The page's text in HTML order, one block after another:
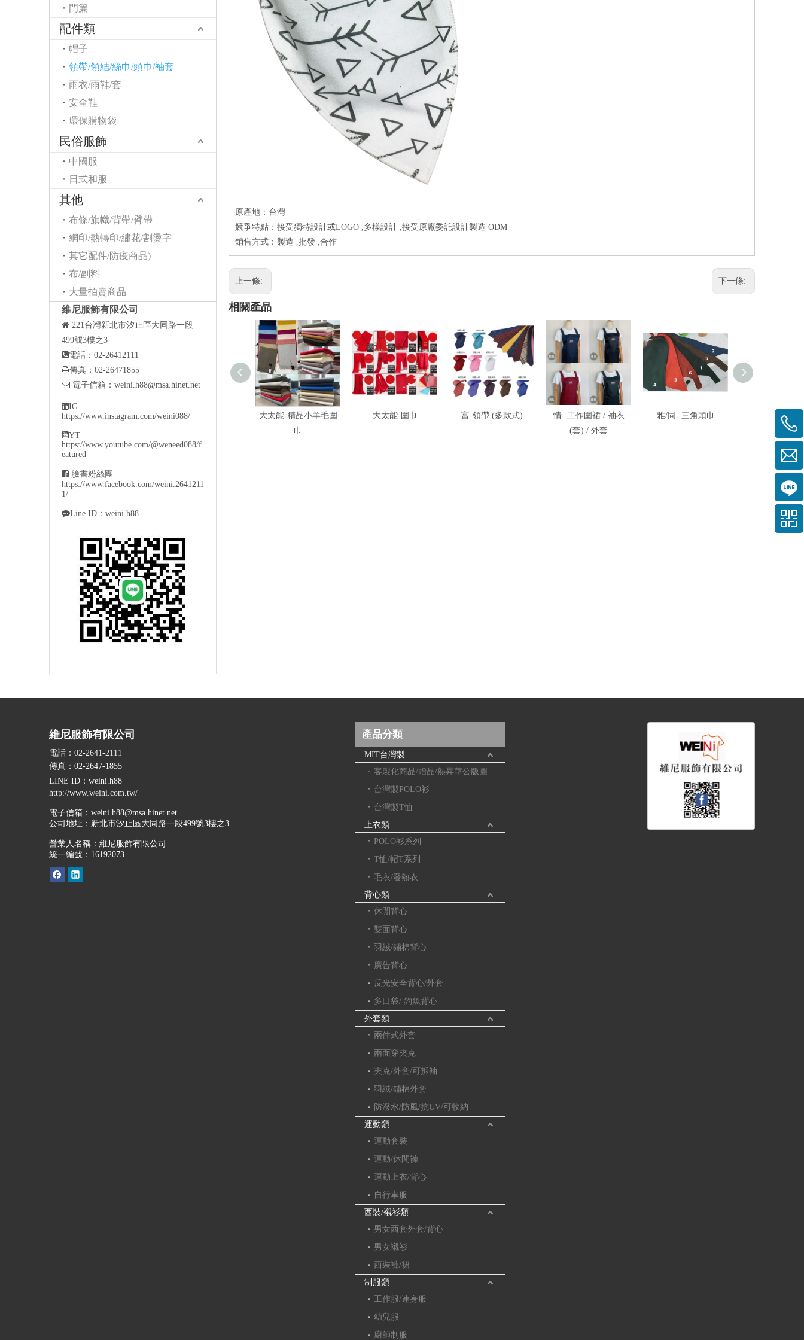
門簾
配件類
帽子
領帶/領結/絲巾/頭巾/袖套
雨衣/雨鞋/套
安全鞋
環保購物袋
民俗服飾
中國服
日式和服
其他
布條/旗幟/背帶/臂帶
網印/熱轉印/繡花/割燙字
其它配件/防疫商品)
布/副料
大量拍賣商品
維尼服飾有限公司
 221台灣新北市汐止區大同路一段
499號3樓之3
電話：02-26412111
傳真：02-26471855
 電子信箱： weini.h88@msa.hinet.net
IG
https://www.instagram.com/weini088/
YT
https://www.youtube.com/@weneed088/f
eatured
 臉書粉絲團
https://www.facebook.com/weini.2641211
1/
Line ID：weini.h88
原產地：台灣
競爭特點：接受獨特設計或LOGO ,多樣設計 ,接受原廠委託設計製造 ODM
銷售方式：製造 ,批發 ,合作
上一條: 下一條:
相關產品
大太能-精品小羊毛圍
巾
大太能-圍巾 富-領帶 (多款式)
情- 工作圍裙 / 袖衣
(套) / 外套
雅/同- 三角頭巾 金/聯-圍脖 /
維尼服飾有限公司
電話：02-2641-2111
傳真：02-2647-1855
LINE ID ：weini.h88
http://www.weini.com.tw/
電子信箱： weini.h88@msa.hinet.net
公司地址： 新北市汐止區大同路一段499號3樓之3
營業人名稱：維尼服飾有限公司
統一編號：16192073
產品分類
MIT台灣製
客製化商品/贈品/熱昇華公版圖
台灣製POLO衫
台灣製T恤
上衣類
POLO衫系列
T恤/帽T系列
毛衣/發熱衣
背心類
休閒背心
雙面背心
羽絨/鋪棉背心
廣告背心
反光安全背心/外套
多口袋/ 釣魚背心
外套類
兩件式外套
兩面穿夾克
夾克/外套/可拆袖
羽絨/鋪棉外套
防潑水/防風/抗UV/可收納
運動類
運動套裝
運動/休閒褲
運動上衣/背心
自行車服
西裝/襯衫類
男女西套外套/背心
男女襯衫
西裝褲/裙
制服類
工作服/連身服
幼兒服
廚師制服